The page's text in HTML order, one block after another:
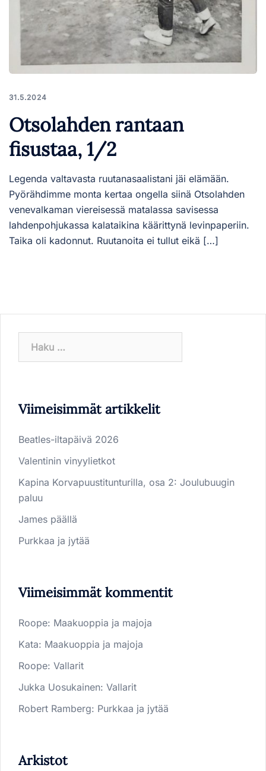
31.5.2024
Otsolahden rantaan
fisustaa, 1/2
Legenda valtavasta ruutanasaalistani jäi elämään.
Pyörähdimme monta kertaa ongella siinä Otsolahden
venevalkaman viereisessä matalassa savisessa
lahdenpohjukassa kalataikina käärittynä levinpaperiin.
Taika oli kadonnut. Ruutanoita ei tullut eikä […]
Viimeisimmät artikkelit
Beatles-iltapäivä 2026
Valentinin vinyylietkot
Kapina Korvapuustitunturilla, osa 2: Joulubuugin
paluu
James päällä
Purkkaa ja jytää
Viimeisimmät kommentit
Roope: Maakuoppia ja majoja
Kata: Maakuoppia ja majoja
Roope: Vallarit
Jukka Uosukainen: Vallarit
Robert Ramberg: Purkkaa ja jytää
Arkistot